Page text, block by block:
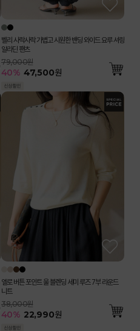
벨리 사락사락 가볍고 시원한 밴딩 와이드 요루 셔링
알라딘 팬츠
79,000원
40% 47,500원
엘로 버튼 포인트 울 블렌딩 세미 루즈 7부 라운드
니트
38,000원
40% 22,990원